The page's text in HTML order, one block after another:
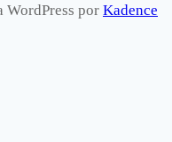
WordPress por Kadence